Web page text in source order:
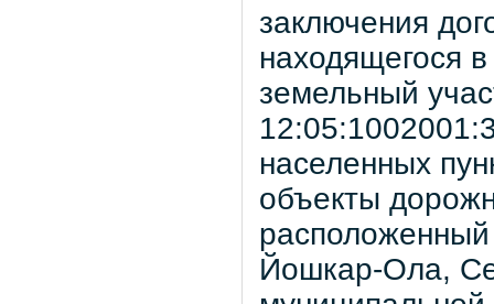
заключения
находящегося
земельный
населенных
объекты
Йошкар-Ола,